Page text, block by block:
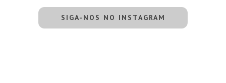
SIGA-NOS NO INSTAGRAM